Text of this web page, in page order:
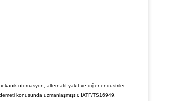
otomasyon, alternatif yakıt ve diğer endüstriler
konusunda uzmanlaşmıştır, IATF/TS16949,